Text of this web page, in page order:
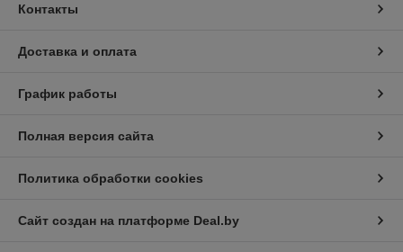
Контакты
Доставка и оплата
График работы
Полная версия сайта
Политика обработки cookies
Сайт создан на платформе Deal.by